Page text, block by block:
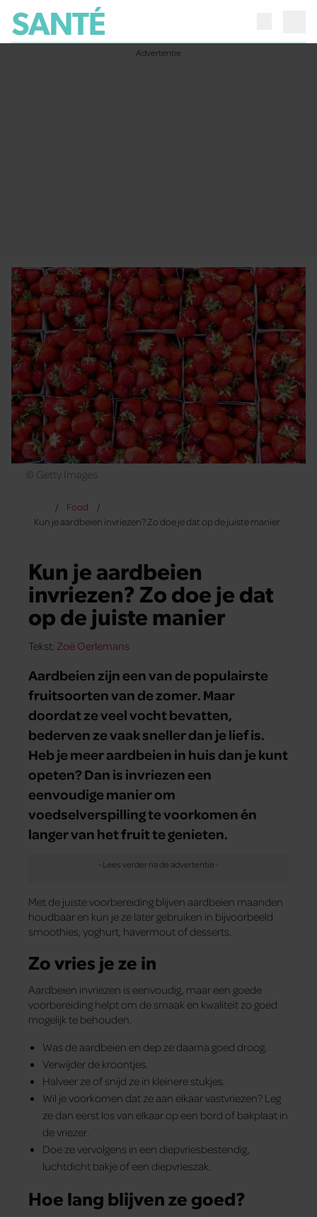
© Getty Images
Food
Kun je aardbeien invriezen? Zo doe je dat op de juiste manier
Kun je aardbeien
invriezen? Zo doe je dat
op de juiste manier
Tekst: Zoë Oerlemans
Aardbeien zijn een van de populairste
fruitsoorten van de zomer. Maar
doordat ze veel vocht bevatten,
bederven ze vaak sneller dan je lief is.
Heb je meer aardbeien in huis dan je kunt
opeten? Dan is invriezen een
eenvoudige manier om
voedselverspilling te voorkomen én
langer van het fruit te genieten.
Met de juiste voorbereiding blijven aardbeien maanden
houdbaar en kun je ze later gebruiken in bijvoorbeeld
smoothies, yoghurt, havermout of desserts.
Zo vries je ze in
Aardbeien invriezen is eenvoudig, maar een goede
voorbereiding helpt om de smaak en kwaliteit zo goed
mogelijk te behouden.
Was de aardbeien en dep ze daarna goed droog.
Verwijder de kroontjes.
Halveer ze of snijd ze in kleinere stukjes.
Wil je voorkomen dat ze aan elkaar vastvriezen? Leg
ze dan eerst los van elkaar op een bord of bakplaat in
de vriezer.
Doe ze vervolgens in een diepvriesbestendig,
luchtdicht bakje of een diepvrieszak.
Hoe lang blijven ze goed?